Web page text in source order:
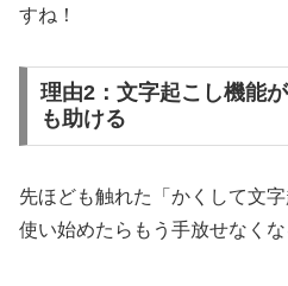
すね！
理由2：文字起こし機能
も助ける
先ほども触れた「かくして文
使い始めたらもう手放せなくな